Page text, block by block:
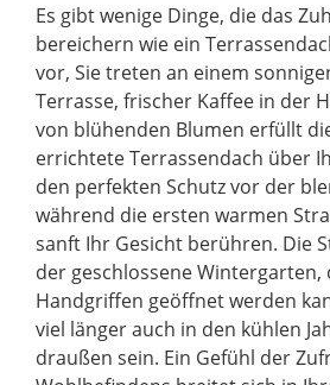
Es gibt wenige Dinge, die das
bereichern wie ein
vor, Sie treten an einem
Terrasse, frischer Kaffee in der
von blühenden Blumen erfüllt
errichtete Terrassendach über
den perfekten Schutz vor der
während die ersten warmen
sanft Ihr Gesicht berühren. Die
der geschlossene Wintergarten,
Handgriffen geöffnet werden
viel länger auch in den kühlen
draußen sein. Ein Gefühl der